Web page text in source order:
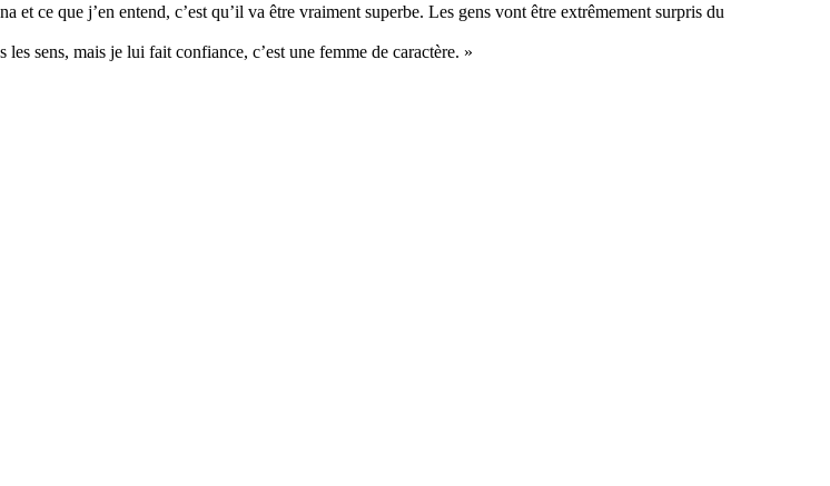
ce que j’en entend, c’est qu’il va être vraiment superbe. Les gens vont être extrêmement surpris du
sens, mais je lui fait confiance, c’est une femme de caractère. »